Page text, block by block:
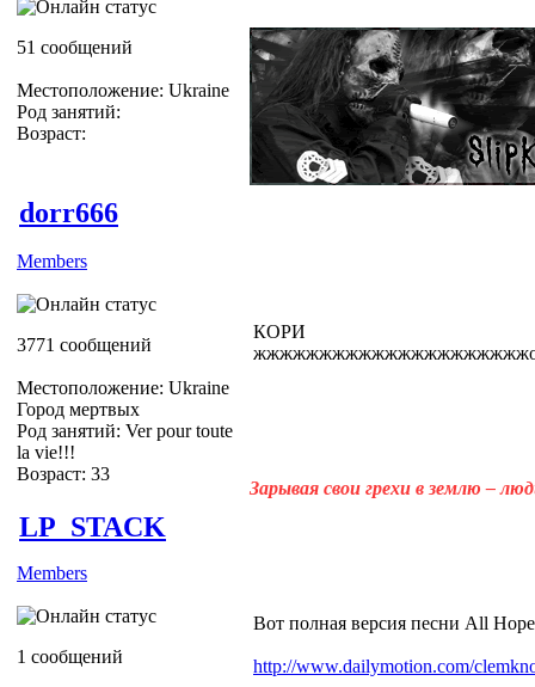
51 сообщений
Местоположение: Ukraine
Род занятий:
Возраст:
dorr666
Members
3771 сообщений
Местоположение: Ukraine
Город мертвых
Род занятий: Ver pour toute
la vie!!!
Возраст: 33
КОРИ
Зарывая свои грехи в землю –
LP_STACK
Members
1 сообщений
Вот полная версия песни All
http://www.dailymotion.com/